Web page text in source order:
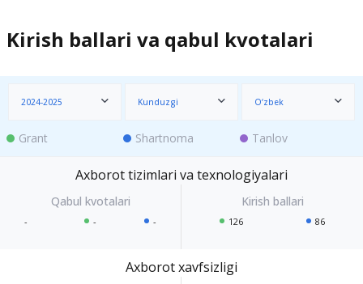
Kirish ballari va qabul kvotalari
2024-2025 Kunduzgi O‘zbek
Grant Shartnoma Tanlov
Axborot tizimlari va texnologiyalari
- - - 126 86
Axborot xavfsizligi